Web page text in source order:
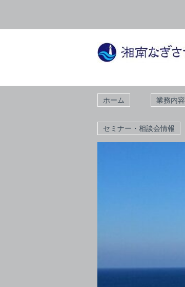
ホーム 業務内容
セミナー・相談会情報